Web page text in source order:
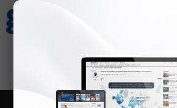
Зурхай
8.06
Онцлох Шинэ